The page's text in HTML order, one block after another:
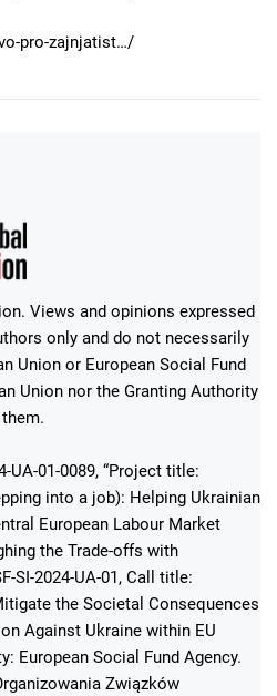
pro-zajnjatist…/
Views and opinions expressed
only and do not necessarily
Union or European Social Fund
Union nor the Granting Authority
UA-01-0089, “Project title:
into a job): Helping Ukrainian
European Labour Market
the Trade-offs with
SI-2024-UA-01, Call title:
the Societal Consequences
Against Ukraine within EU
European Social Fund Agency.
Związków